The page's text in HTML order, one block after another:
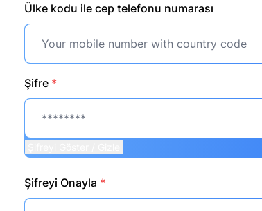
Ülke kodu ile cep telefonu numarası
Şifre *
Şifreyi Onayla *